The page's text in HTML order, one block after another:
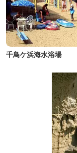
千鳥ケ浜海水浴場